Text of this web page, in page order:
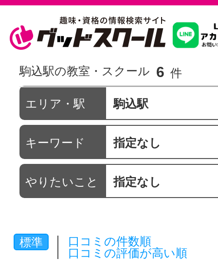
習いたいこ
スクールを
駅・路線か
通信講座を
体験レッス
駒込駅の教室・スクール 6 件
エリア・駅 駒込駅
キーワード 指定なし
やりたいこと 指定なし
標準
口コミの件数順
口コミの評価が高い順